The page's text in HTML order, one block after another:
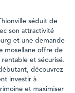
séduit de
son attractivité
et une demande
mosellane offre de
et sécurisé.
découvrez
investir à
et maximiser